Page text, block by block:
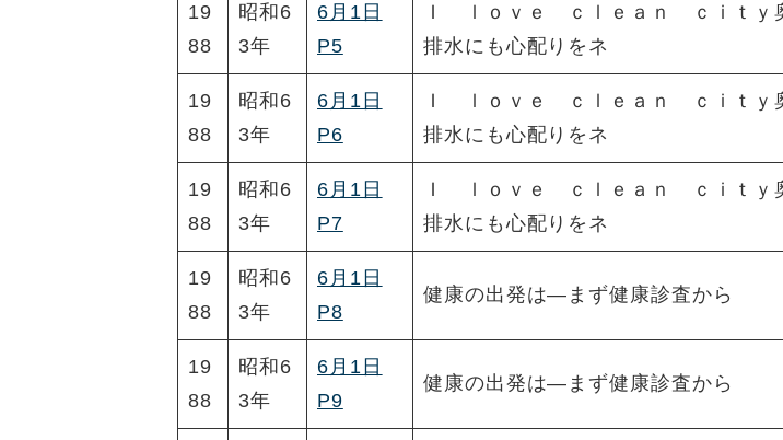
19
88
昭和6
3年
6月1日
P5
Ｉ ｌｏｖｅ ｃｌｅａｎ ｃｉｔｙ
排水にも心配りをネ
19
88
昭和6
3年
6月1日
P6
Ｉ ｌｏｖｅ ｃｌｅａｎ ｃｉｔｙ
排水にも心配りをネ
19
88
昭和6
3年
6月1日
P7
Ｉ ｌｏｖｅ ｃｌｅａｎ ｃｉｔｙ
排水にも心配りをネ
19
88
昭和6
3年
6月1日
P8
健康の出発は―まず健康診査から
19
88
昭和6
3年
6月1日
P9
健康の出発は―まず健康診査から